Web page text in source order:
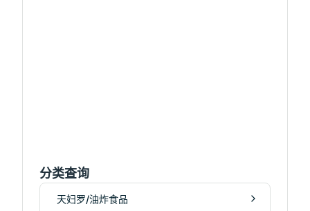
分类查询
天妇罗/油炸食品